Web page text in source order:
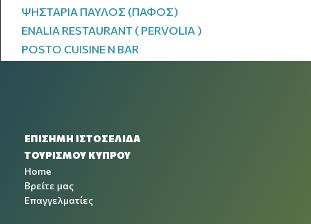
ΨΗΣΤΑΡΙΑ ΠΑΥΛΟΣ (ΠΑΦΟΣ)
ENALIA RESTAURANT ( PERVOLIA )
POSTO CUISINE N BAR
ΕΠΙΣΗΜΗ ΙΣΤΟΣΕΛΙΔΑ
ΤΟΥΡΙΣΜΟΥ ΚΥΠΡΟΥ
Home
Βρείτε μας
Επαγγελματίες